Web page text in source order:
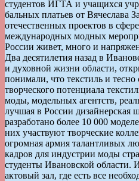
студентов ИГТА и учащихся
бальных платьев от Вячеслава
отечественных проектов в
международных модных
России живет, много и
Два десятилетия назад в
и духовной жизни области,
понимали, что текстиль и
творческого потенциала
моды, модельных агентств,
лучшая в России дизайнерская
разработано более 10 000
них участвуют творческие
огромная армия талантливых
кадров для индустрии моды
студенты Ивановской области.
актовый зал, где есть все